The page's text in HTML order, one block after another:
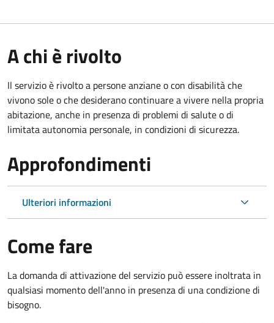
A chi è rivolto
Il servizio è rivolto a persone anziane o con disabilità che
vivono sole o che desiderano continuare a vivere nella propria
abitazione, anche in presenza di problemi di salute o di
limitata autonomia personale, in condizioni di sicurezza.
Approfondimenti
Ulteriori informazioni
Come fare
La domanda di attivazione del servizio può essere inoltrata in
qualsiasi momento dell'anno in presenza di una condizione di
bisogno.